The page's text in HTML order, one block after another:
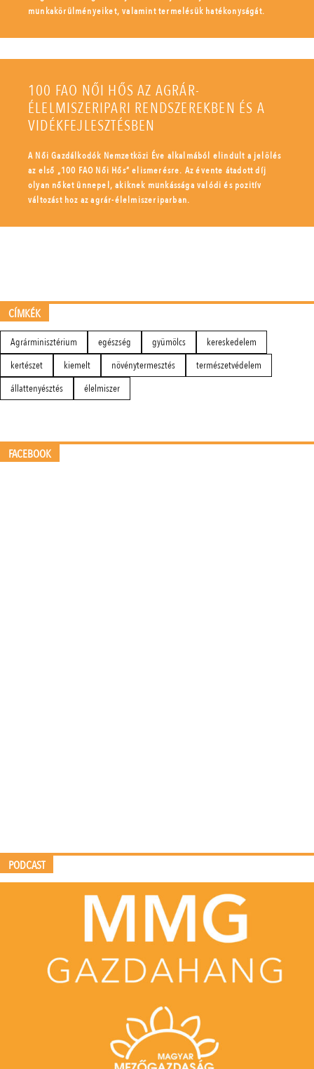
munkakörülményeiket, valamint termelésük hatékonyságát.
100 FAO NŐI HŐS AZ AGRÁR-
ÉLELMISZERIPARI RENDSZEREKBEN ÉS A
VIDÉKFEJLESZTÉSBEN
A Női Gazdálkodók Nemzetközi Éve alkalmából elindult a jelölés
az első „100 FAO Női Hős” elismerésre. Az évente átadott díj
olyan nőket ünnepel, akiknek munkássága valódi és pozitív
változást hoz az agrár-élelmiszeriparban.
CÍMKÉK
Agrárminisztérium egészség gyümölcs
kereskedelem
kertészet
kiemelt növénytermesztés
természetvédelem
állattenyésztés
élelmiszer
FACEBOOK
PODCAST